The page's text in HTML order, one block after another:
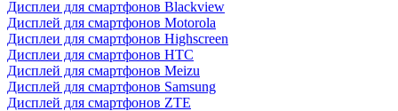
Дисплеи для смартфонов Blackview
Дисплей для смартфонов Motorola
Дисплеи для смартфонов Highscreen
Дисплеи для смартфонов HTC
Дисплей для смартфонов Meizu
Дисплей для смартфонов Samsung
Дисплей для смартфонов ZTE